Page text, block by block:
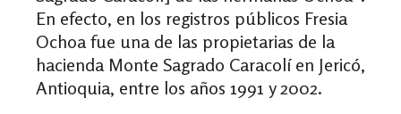
En efecto, en los registros públicos Fresia
Ochoa fue una de las propietarias de la
hacienda Monte Sagrado Caracolí en Jericó,
Antioquia, entre los años 1991 y 2002.